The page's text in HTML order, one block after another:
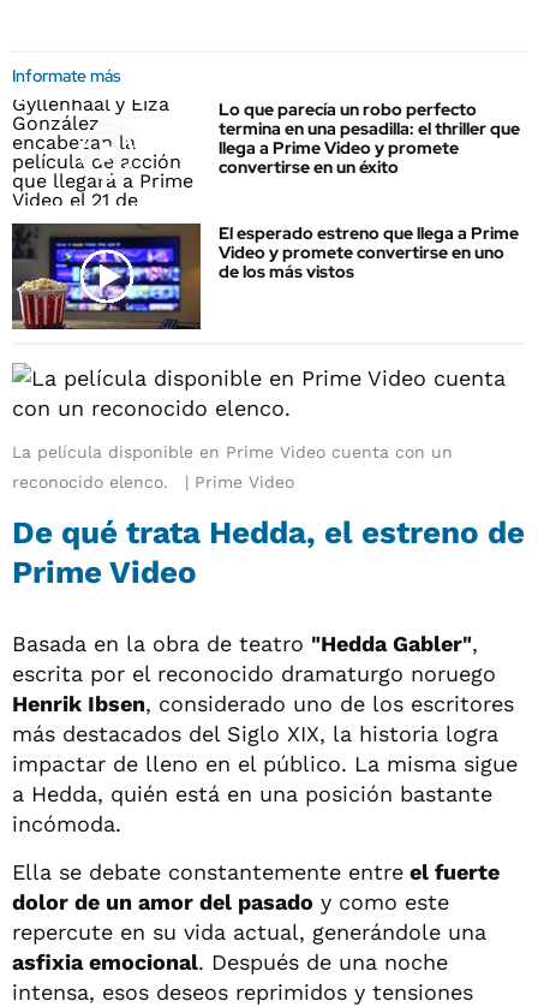
Informate más
Lo que parecía un robo perfecto
termina en una pesadilla: el thriller que
llega a Prime Video y promete
convertirse en un éxito
El esperado estreno que llega a Prime
Video y promete convertirse en uno
de los más vistos
La película disponible en Prime Video cuenta con un
reconocido elenco.
Prime Video
De qué trata Hedda, el estreno de
Prime Video
Basada en la obra de teatro "Hedda Gabler",
escrita por el reconocido dramaturgo noruego
Henrik Ibsen, considerado uno de los escritores
más destacados del Siglo XIX, la historia logra
impactar de lleno en el público. La misma sigue
a Hedda, quién está en una posición bastante
incómoda.
Ella se debate constantemente entre el fuerte
dolor de un amor del pasado y como este
repercute en su vida actual, generándole una
asfixia emocional. Después de una noche
intensa, esos deseos reprimidos y tensiones